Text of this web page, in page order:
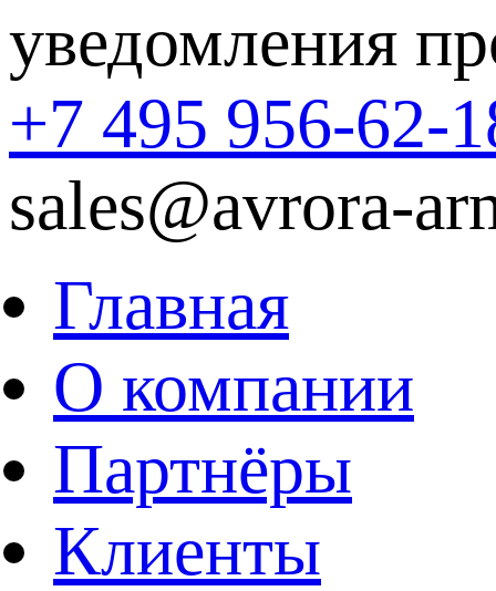
уведомления
+7 495 956-62-
sales@avrora-
Главная
О компании
Партнёры
Клиенты